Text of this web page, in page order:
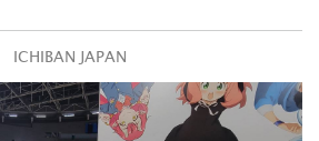
ICHIBAN JAPAN